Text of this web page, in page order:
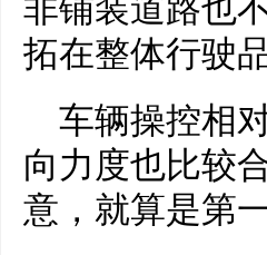
非铺装道路也
拓在整体行驶
车辆操控相
向力度也比较
意，就算是第